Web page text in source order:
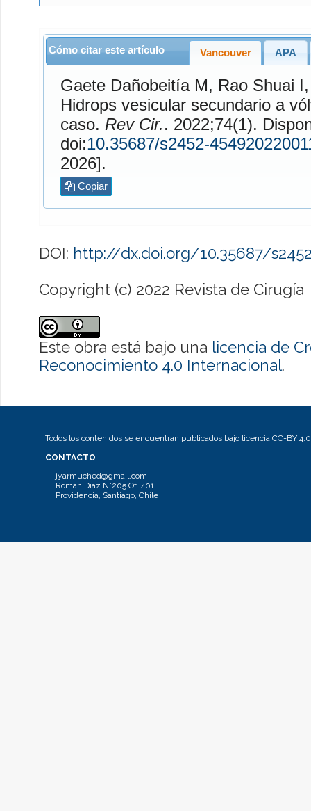
Cómo citar este artículo Vancouver APA
Gaete DañobeitíaM, Rao Shuai
Hidrops vesicular secundario a
caso. Rev Cir.. 2022;74(1). Disponible en:
doi:10.35687/s2452-
2026].
Copiar
DOI: http://dx.doi.org/10.35687/
Copyright (c) 2022 Revista de Cirugía
Este obra está bajo una licencia de
Reconocimiento 4.0 Internacional.
Todos los contenidos se encuentran publicados bajo licencia CC-BY 4.0
CONTACTO
jyarmuched@gmail.com
Román Díaz N°205 Of. 401.
Providencia, Santiago, Chile